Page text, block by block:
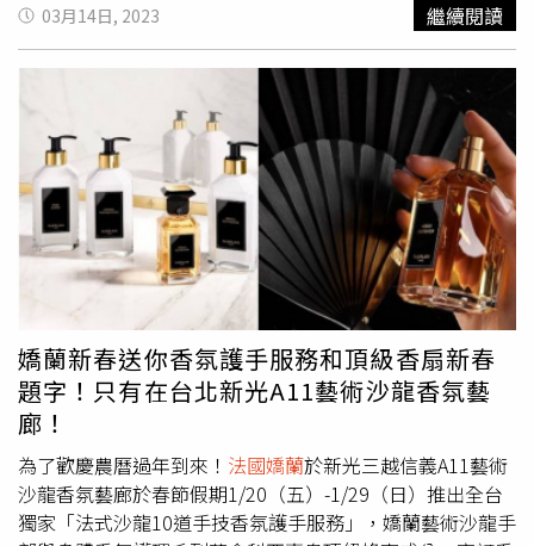
人本季絕對不可錯過的香氛盛典。（圖／品牌提供）首次在
嬌蘭L'Art & La Matière 藝術沙龍香氛藝廊期間限定店開店
時刻，推出50ML小ML的尺寸，入手頂級香水更容易！（圖
／品牌提供）
蜂蜜萃取物恰好是
調香師過去用來萃取橙花香精的
同一叢花朵、同一叢橙花樹。為了展現蜂蜜的優雅花香、酸
甜橙花香調，嬌蘭運用了一道特殊工法，多用以保留易揮發
合成物質，來還原新鮮水果香調。嬌蘭更首次採用樹脂層析
管柱進行吸收作業，以保留造就橙花蜂蜜獨特香氣的氣味分
子。整個香水透過蜂蜜的甜美氣味搭配橙花的花香調與優雅
精緻氣味，讓人想一噴再噴！GUERLAIN花草水語-卡拉布
里亞橙花與花蜜淡香水 盛採限定版125ml/6370元（圖／黃
筱婷攝）GUERLAIN花草水語格拉斯玫瑰與黑醋栗淡香水盛
採限定版則是亞洲女生最喜歡的玫瑰，但這款玫瑰更加甜蜜
可人，採用新鮮採摘玫瑰的嬌嫩氣味，有別於原作晨霧玫瑰
淡香水，選用來自法國格拉斯的獨家有機玫瑰純露，以當地
珍寶千葉玫瑰蒸餾製成。用新鮮玫瑰純露取代純水稀釋香氛
濃度，為「花草水語-格拉斯玫瑰與黑醋栗淡香水 盛採限定
版」帶來全新的玫瑰層次，在調性與靈魂中增添寫實大膽感
受。GUERLAIN花草水語-格拉斯玫瑰與黑醋栗淡香水 盛採
限定版 125ml/6370元（圖／黃筱婷攝）最環保又時尚的外
包裝！嬌蘭全線都是最認真在執行永續環保的前鋒品牌！這
03月14日, 2023 繼續閱讀
嬌蘭新春送你香氛護手服務和頂級香扇新春
題字！只有在台北新光A11藝術沙龍香氛藝
廊！
為了歡慶農曆過年到來！ 法國嬌蘭於新光三越信義A11藝術
沙龍香氛藝廊於春節假期1/20（五）-1/29（日）推出全台
獨家「法式沙龍10道手技香氛護手服務」，嬌蘭藝術沙龍手